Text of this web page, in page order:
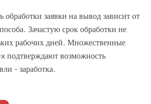
обработки заявки на вывод зависит от
Зачастую срок обработки не
рабочих дней. Множественные
подтверждают возможность
– заработка.